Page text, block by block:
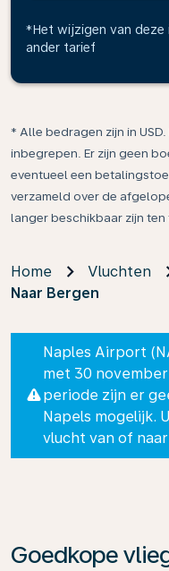
*Het wijzigen van deze
ander tarief
* Alle bedragen zijn in
inbegrepen. Er zijn geen
eventueel een
verzameld over de
langer beschikbaar zijn ten
Home Vluchten
Naar Bergen
Naples Airport
met 30
periode zijn er
Napels mogelijk.
vlucht van of
Goedkope